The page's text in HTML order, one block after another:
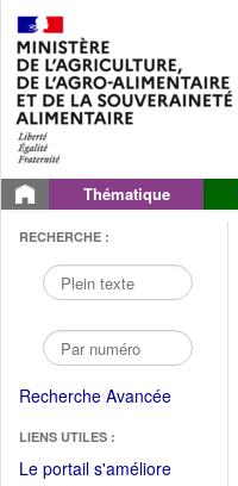
Thématique
RECHERCHE :
Recherche Avancée
LIENS UTILES :
Le portail s'améliore(Fichier